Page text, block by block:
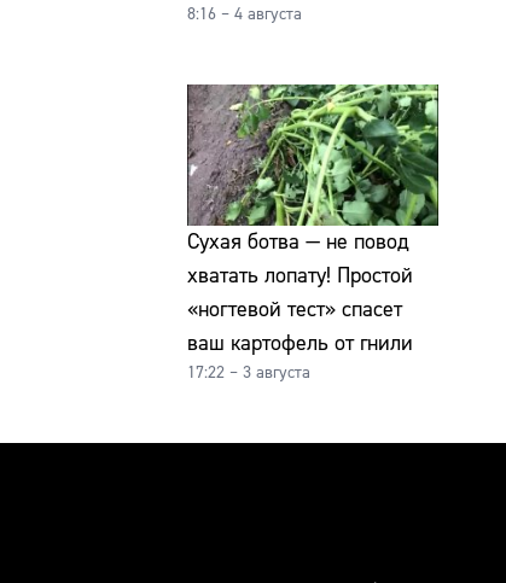
8:16 – 4 августа
Сухая ботва — не повод
хватать лопату! Простой
«ногтевой тест» спасет
ваш картофель от гнили
17:22 – 3 августа